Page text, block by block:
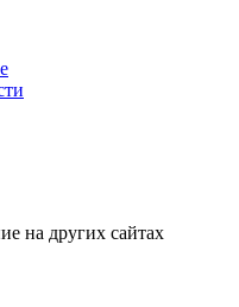
на других сайтах